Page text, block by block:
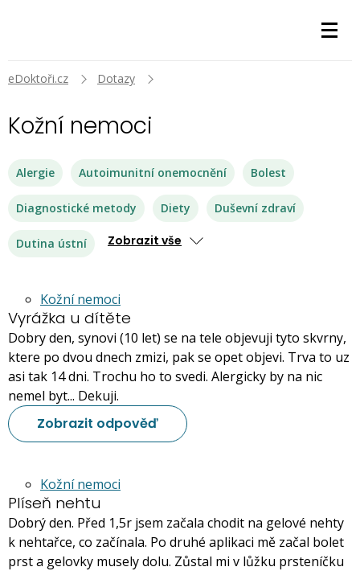
eDoktoři.cz Dotazy
Kožní nemoci
Alergie Autoimunitní onemocnění Bolest
Diagnostické metody Diety Duševní zdraví
Dutina ústní Zobrazit vše
Kožní nemoci
Vyrážka u dítěte
Dobry den, synovi (10 let) se na tele objevuji tyto skvrny,
ktere po dvou dnech zmizi, pak se opet objevi. Trva to uz
asi tak 14 dni. Trochu ho to svedi. Alergicky by na nic
nemel byt... Dekuji.
Zobrazit odpověď
Kožní nemoci
Plíseň nehtu
Dobrý den. Před 1,5r jsem začala chodit na gelové nehty
k nehtařce, co začínala. Po druhé aplikaci mě začal bolet
prst a gelovky musely dolu. Zůstal mi v lůžku prsteníčku